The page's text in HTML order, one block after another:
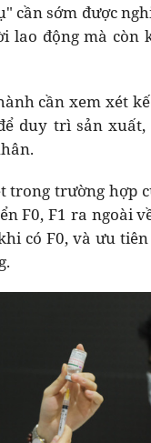
cần sớm được
lao động mà còn
cần xem xét
duy trì sản
trong trường hợp
F0, F1 ra ngoài
có F0, và ưu